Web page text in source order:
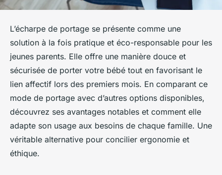
L’écharpe de portage se présente comme une
solution à la fois pratique et éco-responsable pour les
jeunes parents. Elle offre une manière douce et
sécurisée de porter votre bébé tout en favorisant le
lien affectif lors des premiers mois. En comparant ce
mode de portage avec d’autres options disponibles,
découvrez ses avantages notables et comment elle
adapte son usage aux besoins de chaque famille. Une
véritable alternative pour concilier ergonomie et
éthique.